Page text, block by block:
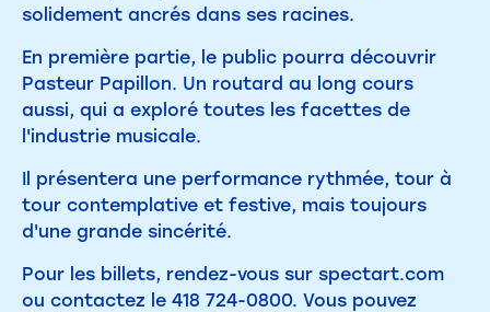
solidement ancrés dans ses racines.
En première partie, le public pourra découvrir
Pasteur Papillon. Un routard au long cours
aussi, qui a exploré toutes les facettes de
l'industrie musicale.
Il présentera une performance rythmée, tour à
tour contemplative et festive, mais toujours
d'une grande sincérité.
Pour les billets, rendez-vous sur spectart.com
ou contactez le 418 724-0800. Vous pouvez